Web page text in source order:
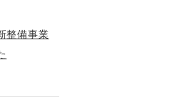
整備事業